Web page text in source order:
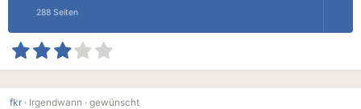
288 Seiten
fkr · Irgendwann · gewünscht